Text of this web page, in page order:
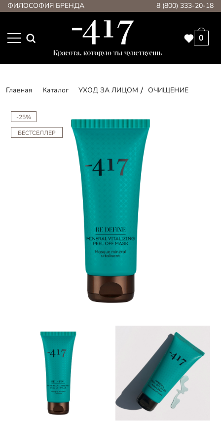
ФИЛОСОФИЯ БРЕНДА 8 (800) 333-20-18
0
Главная Каталог УХОД ЗА ЛИЦОМ ОЧИЩЕНИЕ
-25%
БЕСТСЕЛЛЕР